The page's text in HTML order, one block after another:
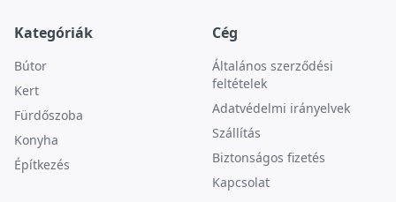
Kategóriák
Bútor
Kert
Fürdőszoba
Konyha
Építkezés
Cég
Általános szerződési
feltételek
Adatvédelmi irányelvek
Szállítás
Biztonságos fizetés
Kapcsolat